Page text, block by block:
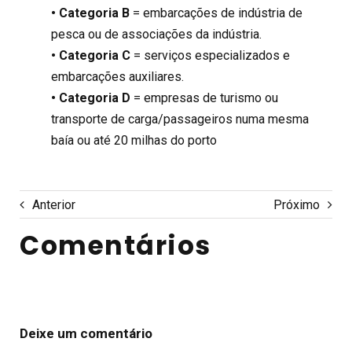
• Categoria B = embarcações de indústria de
pesca ou de associações da indústria.
• Categoria C = serviços especializados e
embarcações auxiliares.
• Categoria D = empresas de turismo ou
transporte de carga/passageiros numa mesma
baía ou até 20 milhas do porto
Anterior Próximo
Comentários
Deixe um comentário